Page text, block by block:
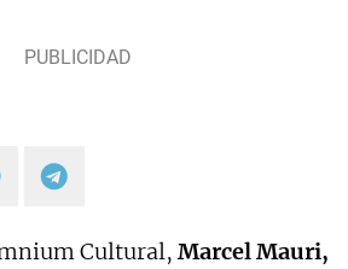
Cultural, Marcel Mauri,